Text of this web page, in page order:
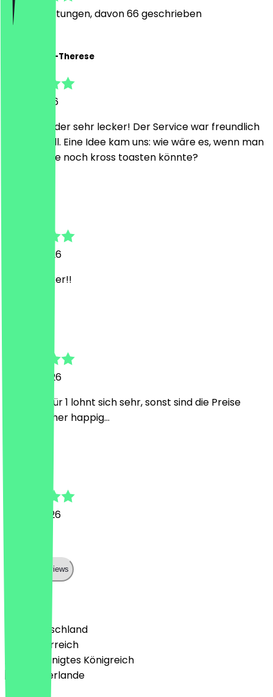
700
Bewertungen, davon 66 geschrieben
Julia Maria-Therese
31. Juli 2026
Es war wieder sehr lecker! Der Service war freundlich
und schnell. Eine Idee kam uns: wie wäre es, wenn man
das Brioche noch kross toasten könnte?
26. Juli 2026
Super lecker!!
25. Juli 2026
Lecker, 2 für 1 lohnt sich sehr, sonst sind die Preise
nämlich eher happig…
22. Juli 2026
Show all reviews
🇩🇪 Deutschland
🇦🇹 Österreich
🇬🇧 Vereinigtes Königreich
🇳🇱 Niederlande